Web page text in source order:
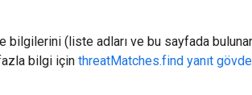
bilgilerini (liste adları ve bu sayfada
bilgi için threatMatches.find yanıt